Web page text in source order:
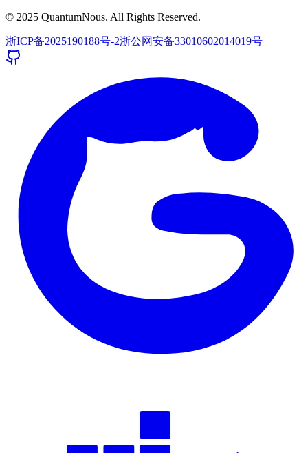
© 2025 QuantumNous. All Rights Reserved.
浙ICP备2025190188号-2浙公网安备33010602014019号